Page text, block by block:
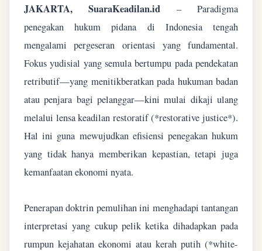
JAKARTA, SuaraKeadilan.id – Paradigma
penegakan hukum pidana di Indonesia tengah
mengalami pergeseran orientasi yang fundamental.
Fokus yudisial yang semula bertumpu pada pendekatan
retributif—yang menitikberatkan pada hukuman badan
atau penjara bagi pelanggar—kini mulai dikaji ulang
melalui lensa keadilan restoratif (*restorative justice*).
Hal ini guna mewujudkan efisiensi penegakan hukum
yang tidak hanya memberikan kepastian, tetapi juga
kemanfaatan ekonomi nyata.
Penerapan doktrin pemulihan ini menghadapi tantangan
interpretasi yang cukup pelik ketika dihadapkan pada
rumpun kejahatan ekonomi atau kerah putih (*white-